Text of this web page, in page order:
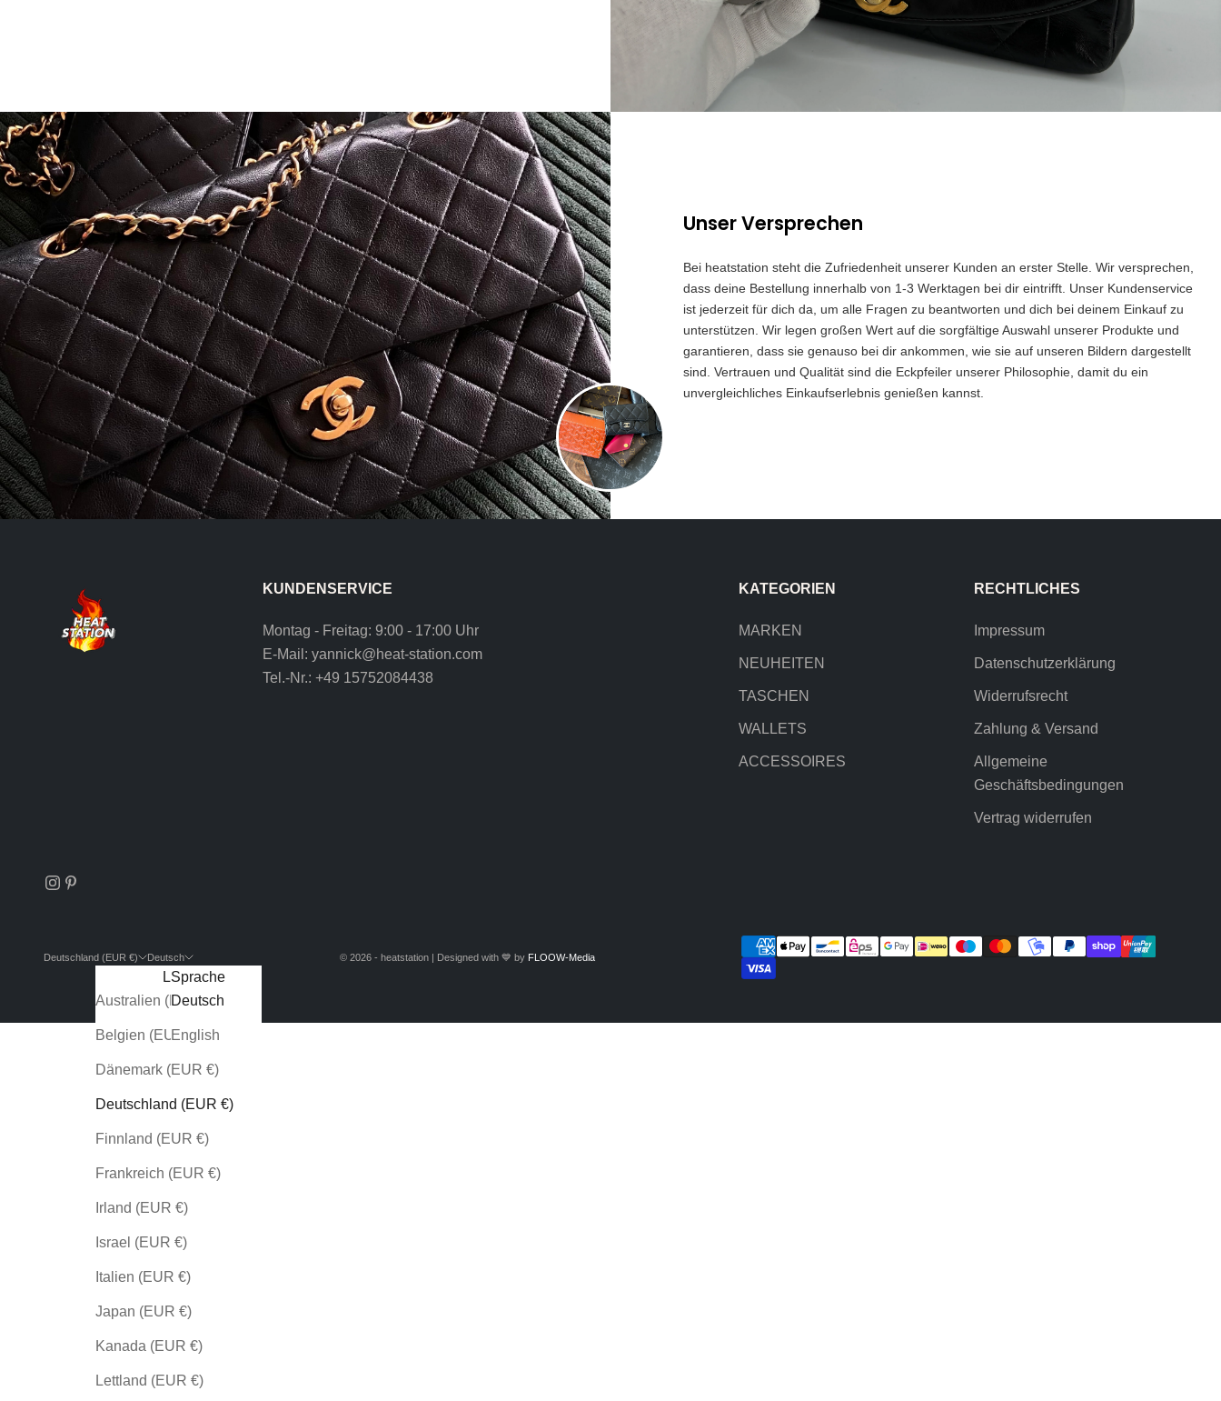
Unser Versprechen
Bei heatstation steht die Zufriedenheit unserer Kunden an erster Stelle. Wir versprechen,
dass deine Bestellung innerhalb von 1-3 Werktagen bei dir eintrifft. Unser Kundenservice
ist jederzeit für dich da, um alle Fragen zu beantworten und dich bei deinem Einkauf zu
unterstützen. Wir legen großen Wert auf die sorgfältige Auswahl unserer Produkte und
garantieren, dass sie genauso bei dir ankommen, wie sie auf unseren Bildern dargestellt
sind. Vertrauen und Qualität sind die Eckpfeiler unserer Philosophie, damit du ein
unvergleichliches Einkaufserlebnis genießen kannst.
KUNDENSERVICE
Montag - Freitag: 9:00 - 17:00 Uhr
E-Mail: yannick@heat-station.com
Tel.-Nr.: +49 15752084438
KATEGORIEN
MARKEN
NEUHEITEN
TASCHEN
WALLETS
ACCESSOIRES
RECHTLICHES
Impressum
Datenschutzerklärung
Widerrufsrecht
Zahlung & Versand
Allgemeine
Geschäftsbedingungen
Vertrag widerrufen
Deutschland (EUR €)
Land
Australien (EUR €)
Belgien (EUR €)
Dänemark (EUR €)
Deutschland (EUR €)
Finnland (EUR €)
Frankreich (EUR €)
Irland (EUR €)
Israel (EUR €)
Italien (EUR €)
Japan (EUR €)
Kanada (EUR €)
Lettland (EUR €)
Deutsch
Sprache
Deutsch
English
© 2026 - heatstation | Designed with 💙 by FLOOW-Media